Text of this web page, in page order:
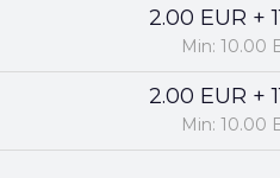
2.00 EUR +
Min: 10.00
2.00 EUR +
Min: 10.00